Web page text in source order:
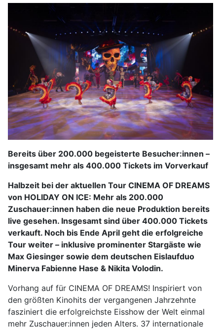
Bereits über 200.000 begeisterte Besucher:innen –
insgesamt mehr als 400.000 Tickets im Vorverkauf
Halbzeit bei der aktuellen Tour CINEMA OF DREAMS
von HOLIDAY ON ICE: Mehr als 200.000
Zuschauer:innen haben die neue Produktion bereits
live gesehen. Insgesamt sind über 400.000 Tickets
verkauft. Noch bis Ende April geht die erfolgreiche
Tour weiter – inklusive prominenter Stargäste wie
Max Giesinger sowie dem deutschen Eislaufduo
Minerva Fabienne Hase & Nikita Volodin.
Vorhang auf für CINEMA OF DREAMS! Inspiriert von
den größten Kinohits der vergangenen Jahrzehnte
fasziniert die erfolgreichste Eisshow der Welt einmal
mehr Zuschauer:innen jeden Alters. 37 internationale